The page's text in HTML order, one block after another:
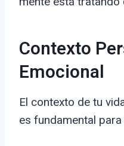
Contexto
Emocional
El contexto de tu
es fundamental